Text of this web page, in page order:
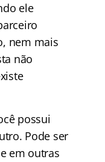
ele
nem mais
não
possui
Pode ser
em outras